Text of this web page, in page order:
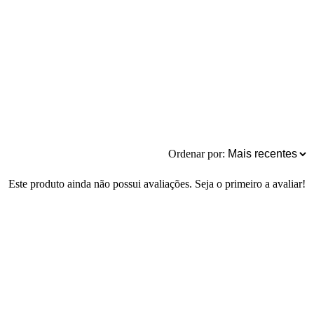
Ordenar por:
Este produto ainda não possui avaliações. Seja o primeiro a avaliar!